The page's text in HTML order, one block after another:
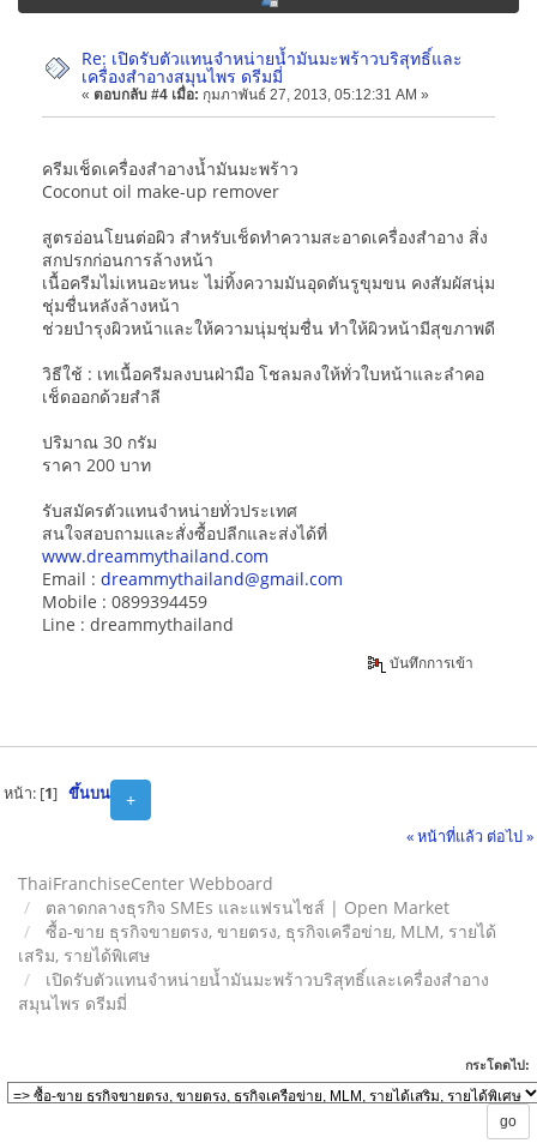
Re: เปิดรับตัวแทนจำหน่ายน้ำมันมะพร้าวบริสุทธิ์และ
เครื่องสำอางสมุนไพร ดรีมมี่
« ตอบกลับ #4 เมื่อ: กุมภาพันธ์ 27, 2013, 05:12:31 AM »
ครีมเช็ดเครื่องสำอางน้ำมันมะพร้าว
Coconut oil make-up remover
สูตรอ่อนโยนต่อผิว สำหรับเช็ดทำความสะอาดเครื่องสำอาง สิ่ง
สกปรกก่อนการล้างหน้า
เนื้อครีมไม่เหนอะหนะ ไม่ทิ้งความมันอุดตันรูขุมขน คงสัมผัสนุ่ม
ชุ่มชื่นหลังล้างหน้า
ช่วยบำรุงผิวหน้าและให้ความนุ่มชุ่มชื่น ทำให้ผิวหน้ามีสุขภาพดี
วิธีใช้ : เทเนื้อครีมลงบนฝ่ามือ โชลมลงให้ทั่วใบหน้าและลำคอ
เช็ดออกด้วยสำลี
ปริมาณ 30 กรัม
ราคา 200 บาท
รับสมัครตัวแทนจำหน่ายทั่วประเทศ
สนใจสอบถามและสั่งซื้อปลีกและส่งได้ที่
www.dreammythailand.com
Email : dreammythailand@gmail.com
Mobile : 0899394459
Line : dreammythailand
บันทึกการเข้า
+
หน้า: [1] ขึ้นบน
« หน้าที่แล้ว ต่อไป »
ThaiFranchiseCenter Webboard
ตลาดกลางธุรกิจ SMEs และแฟรนไชส์ | Open Market
ซื้อ-ขาย ธุรกิจขายตรง, ขายตรง, ธุรกิจเครือข่าย, MLM, รายได้
เสริม, รายได้พิเศษ
เปิดรับตัวแทนจำหน่ายน้ำมันมะพร้าวบริสุทธิ์และเครื่องสำอาง
สมุนไพร ดรีมมี่
กระโดดไป: